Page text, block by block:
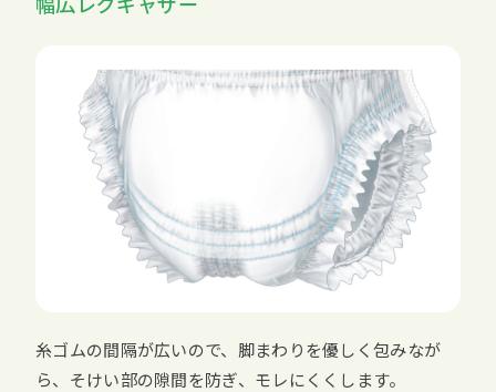
糸ゴムの間隔が広いので、脚まわりを優しく包みなが
ら、そけい部の隙間を防ぎ、モレにくくします。